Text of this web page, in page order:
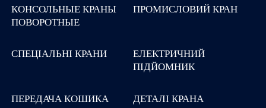
КОНСОЛЬНЫЕ КРАНЫ
ПОВОРОТНЫЕ
ПРОМИСЛОВИЙ КРАН
СПЕЦІАЛЬНІ КРАНИ ЕЛЕКТРИЧНИЙ
ПІДЙОМНИК
ПЕРЕДАЧА КОШИКА
ДЕТАЛІ КРАНА